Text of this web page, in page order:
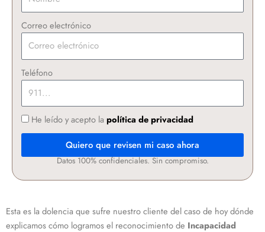
Correo electrónico
Teléfono
He leído y acepto la política de privacidad
Quiero que revisen mi caso ahora
Datos 100% confidenciales. Sin compromiso.
Esta es la dolencia que sufre nuestro cliente del caso de hoy dónde
explicamos cómo logramos el reconocimiento de Incapacidad